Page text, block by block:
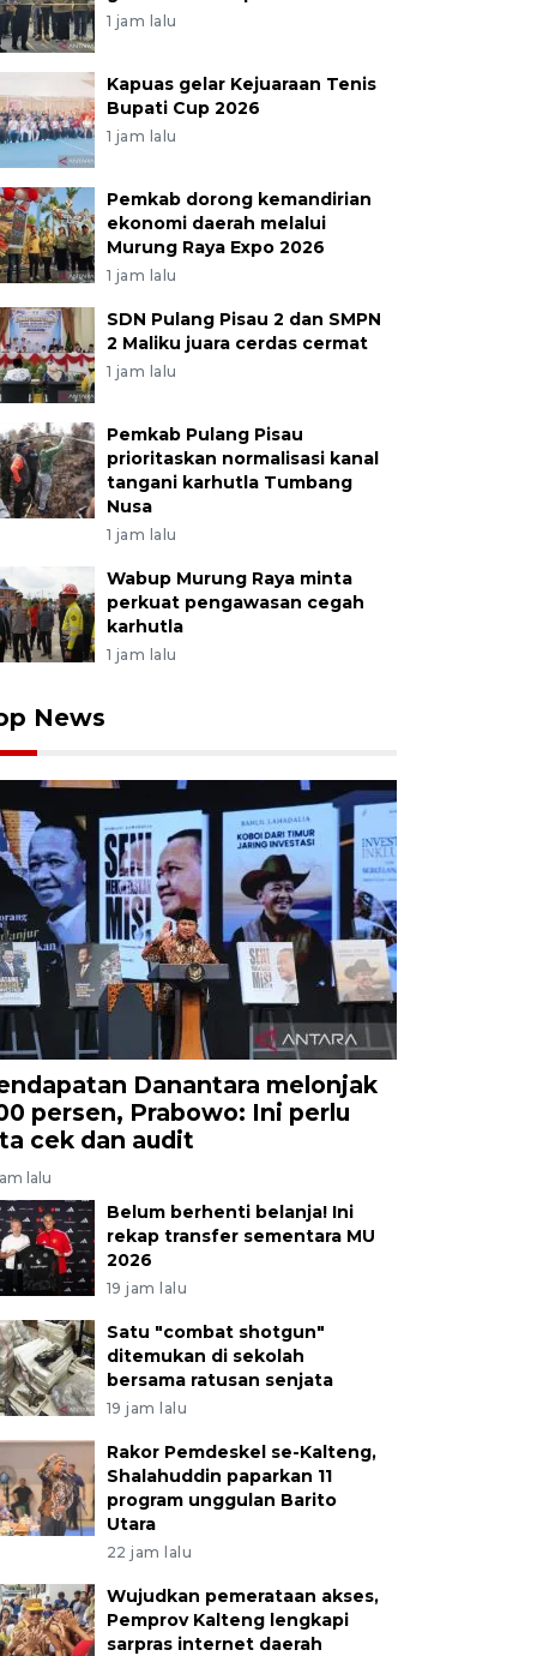
1 jam lalu
Kapuas gelar Kejuaraan Tenis
Bupati Cup 2026
1 jam lalu
Pemkab dorong kemandirian
ekonomi daerah melalui
Murung Raya Expo 2026
1 jam lalu
SDN Pulang Pisau 2 dan SMPN
2 Maliku juara cerdas cermat
1 jam lalu
Pemkab Pulang Pisau
prioritaskan normalisasi kanal
tangani karhutla Tumbang
Nusa
1 jam lalu
Wabup Murung Raya minta
perkuat pengawasan cegah
karhutla
1 jam lalu
News
Danantara melonjak
persen, Prabowo: Ini perlu
cek dan audit
lalu
Belum berhenti belanja! Ini
rekap transfer sementara MU
2026
19 jam lalu
Satu "combat shotgun"
ditemukan di sekolah
bersama ratusan senjata
19 jam lalu
Rakor Pemdeskel se-Kalteng,
Shalahuddin paparkan 11
program unggulan Barito
Utara
22 jam lalu
Wujudkan pemerataan akses,
Pemprov Kalteng lengkapi
sarpras internet daerah